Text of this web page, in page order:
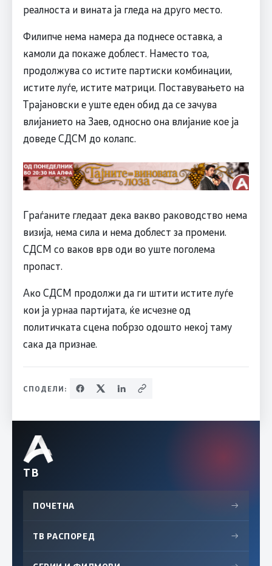
реалноста и вината ја гледа на друго место.
Филипче нема намера да поднесе оставка, а
камоли да покаже доблест. Наместо тоа,
продолжува со истите партиски комбинации,
истите луѓе, истите матрици. Поставувањето на
Трајановски е уште еден обид да се зачува
влијанието на Заев, односно она влијание кое ја
доведе СДСM до колапс.
Граѓаните гледаат дека вакво раководство нема
визија, нема сила и нема доблест за промени.
СДСM со ваков врв оди во уште поголема
пропаст.
Ако СДСM продолжи да ги штити истите луѓе
кои ја урнаа партијата, ќе исчезне од
политичката сцена побрзо одошто некој таму
сака да признае.
СПОДЕЛИ:
ТВ
ПОЧЕТНА →
ТВ РАСПОРЕД →